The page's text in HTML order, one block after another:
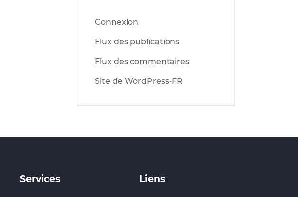
Connexion
Flux des publications
Flux des commentaires
Site de WordPress-FR
Services Liens